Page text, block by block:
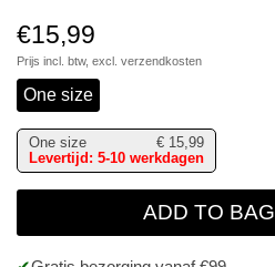
€15,99
Prijs incl. btw, excl. verzendkosten
One size
One size € 15,99
Levertijd: 5-10 werkdagen
ADD TO BAG